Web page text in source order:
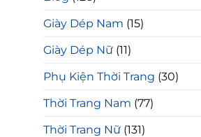
Giày Dép Nam (15)
Giày Dép Nữ (11)
Phụ Kiện Thời Trang (30)
Thời Trang Nam (77)
Thời Trang Nữ (131)